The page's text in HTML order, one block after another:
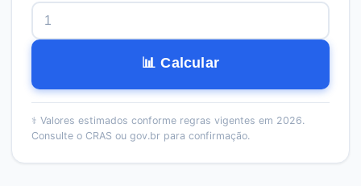
📊 Calcular
⚕️ Valores estimados conforme regras vigentes em 2026.
Consulte o CRAS ou gov.br para confirmação.